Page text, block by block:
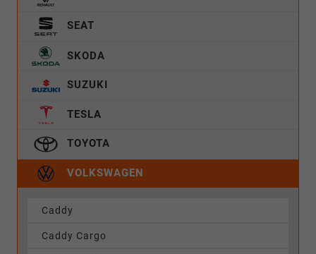
SEAT
SKODA
SUZUKI
TESLA
TOYOTA
VOLKSWAGEN
Caddy
Caddy Cargo